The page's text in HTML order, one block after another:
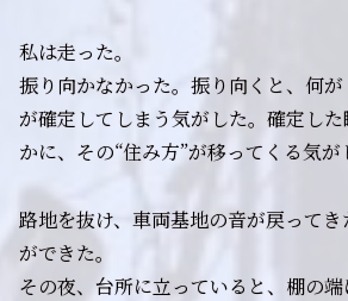
私は走った。
振り向かなかった。振り向くと、何
が確定してしまう気がした。確定し
かに、その“住み方”が移ってくる気が
路地を抜け、車両基地の音が戻って
ができた。
その夜、台所に立っていると、棚の